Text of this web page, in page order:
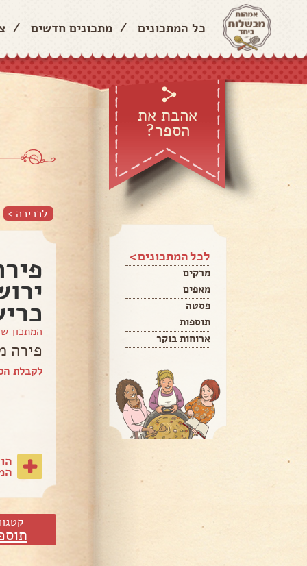
כל המתכונים / מתכונים חדשים /
אהבת את
הספר?
לכל המתכונים >
מרקים
מאפים
פסטה
תוספות
ארוחות בוקר
לכריכה >
המתכון
פירה
לקבלת